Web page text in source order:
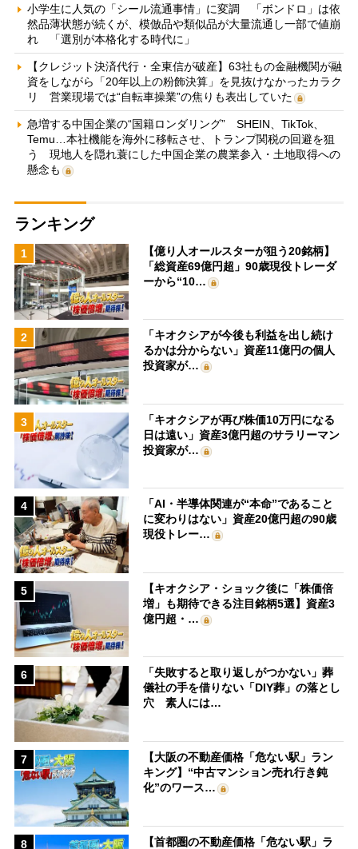
小学生に人気の「シール流通事情」に変調 「ボンドロ」は依
然品薄状態が続くが、模倣品や類似品が大量流通し一部で値崩
れ 「選別が本格化する時代に」
【クレジット決済代行・全東信が破産】63社もの金融機関が融
資をしながら「20年以上の粉飾決算」を見抜けなかったカラク
リ 営業現場では“自転車操業”の焦りも表出していた
急増する中国企業の“国籍ロンダリング” SHEIN、TikTok、
Temu…本社機能を海外に移転させ、トランプ関税の回避を狙
う 現地人を隠れ蓑にした中国企業の農業参入・土地取得への
懸念も
ランキング
1
【億り人オールスターが狙う20銘柄】
「総資産69億円超」90歳現役トレーダ
ーから“10…
2
「キオクシアが今後も利益を出し続け
るかは分からない」資産11億円の個人
投資家が…
3
「キオクシアが再び株価10万円になる
日は遠い」資産3億円超のサラリーマン
投資家が…
4
「AI・半導体関連が“本命”であること
に変わりはない」資産20億円超の90歳
現役トレー…
5
【キオクシア・ショック後に「株価倍
増」も期待できる注目銘柄5選】資産3
億円超・…
6
「失敗すると取り返しがつかない」葬
儀社の手を借りない「DIY葬」の落とし
穴 素人には…
7
【大阪の不動産価格「危ない駅」ラン
キング】“中古マンション売れ行き鈍
化”のワース…
8 【首都圏の不動産価格「危ない駅」ラ